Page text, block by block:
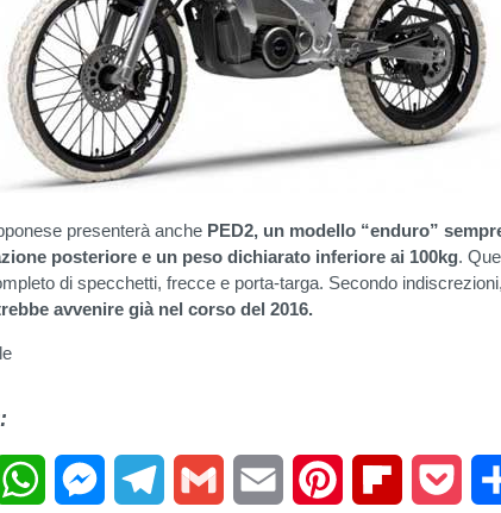
presenterà anche PED2, un modello “enduro”
posteriore e un peso dichiarato inferiore ai 100kg.
di specchetti, frecce e porta-targa. Secondo indiscrezioni,
avvenire già nel corso del 2016.
WhatsAppMessengerTelegramGmail Email Pinterest Flipboard